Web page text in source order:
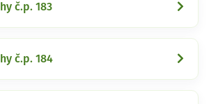
č.p. 183
č.p. 184